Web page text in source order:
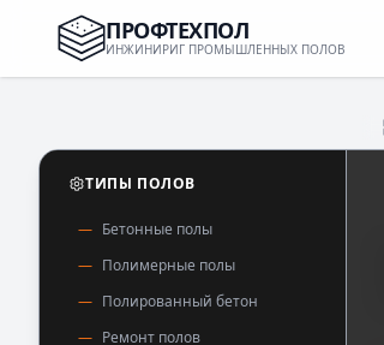
ПРОФТЕХПОЛ
ИНЖИНИРИГ ПРОМЫШЛЕННЫХ ПОЛОВ
ТИПЫ ПОЛОВ
Бетонные полы
Полимерные полы
Полированный бетон
Ремонт полов